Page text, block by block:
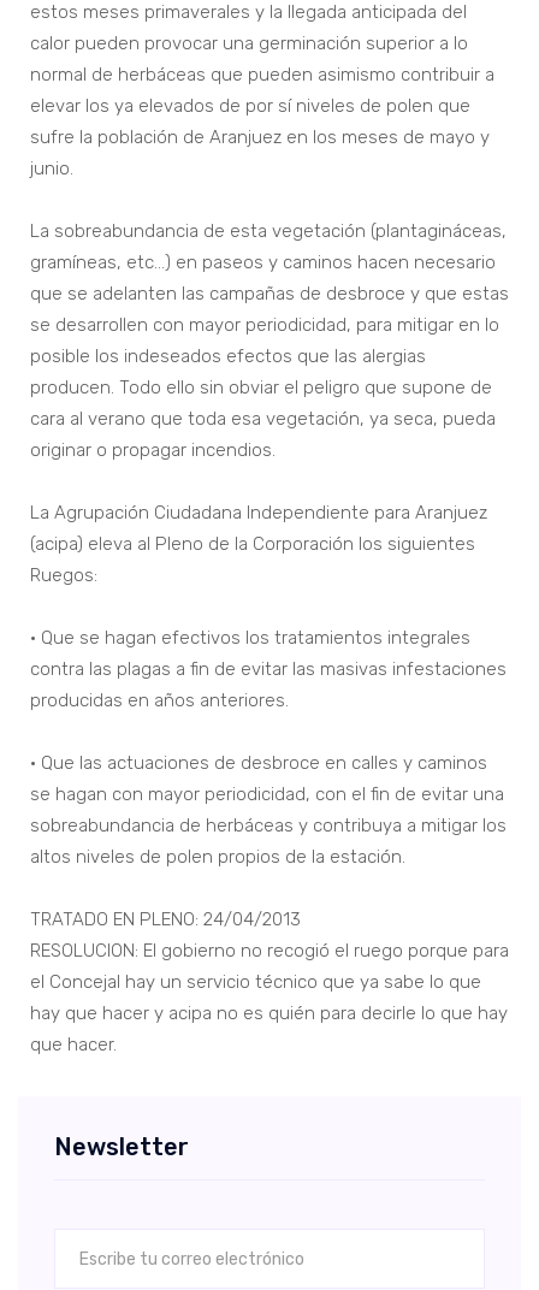
estos meses primaverales y la llegada anticipada del
calor pueden provocar una germinación superior a lo
normal de herbáceas que pueden asimismo contribuir a
elevar los ya elevados de por sí niveles de polen que
sufre la población de Aranjuez en los meses de mayo y
junio.
La sobreabundancia de esta vegetación (plantagináceas,
gramíneas, etc…) en paseos y caminos hacen necesario
que se adelanten las campañas de desbroce y que estas
se desarrollen con mayor periodicidad, para mitigar en lo
posible los indeseados efectos que las alergias
producen. Todo ello sin obviar el peligro que supone de
cara al verano que toda esa vegetación, ya seca, pueda
originar o propagar incendios.
La Agrupación Ciudadana Independiente para Aranjuez
(acipa) eleva al Pleno de la Corporación los siguientes
Ruegos:
• Que se hagan efectivos los tratamientos integrales
contra las plagas a fin de evitar las masivas infestaciones
producidas en años anteriores.
• Que las actuaciones de desbroce en calles y caminos
se hagan con mayor periodicidad, con el fin de evitar una
sobreabundancia de herbáceas y contribuya a mitigar los
altos niveles de polen propios de la estación.
TRATADO EN PLENO: 24/04/2013
RESOLUCION: El gobierno no recogió el ruego porque para
el Concejal hay un servicio técnico que ya sabe lo que
hay que hacer y acipa no es quién para decirle lo que hay
que hacer.
Newsletter